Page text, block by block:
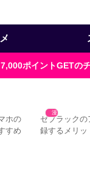
7,000ポイントGET
ホの
すめ
漫画
ゼブラック
録するメリ